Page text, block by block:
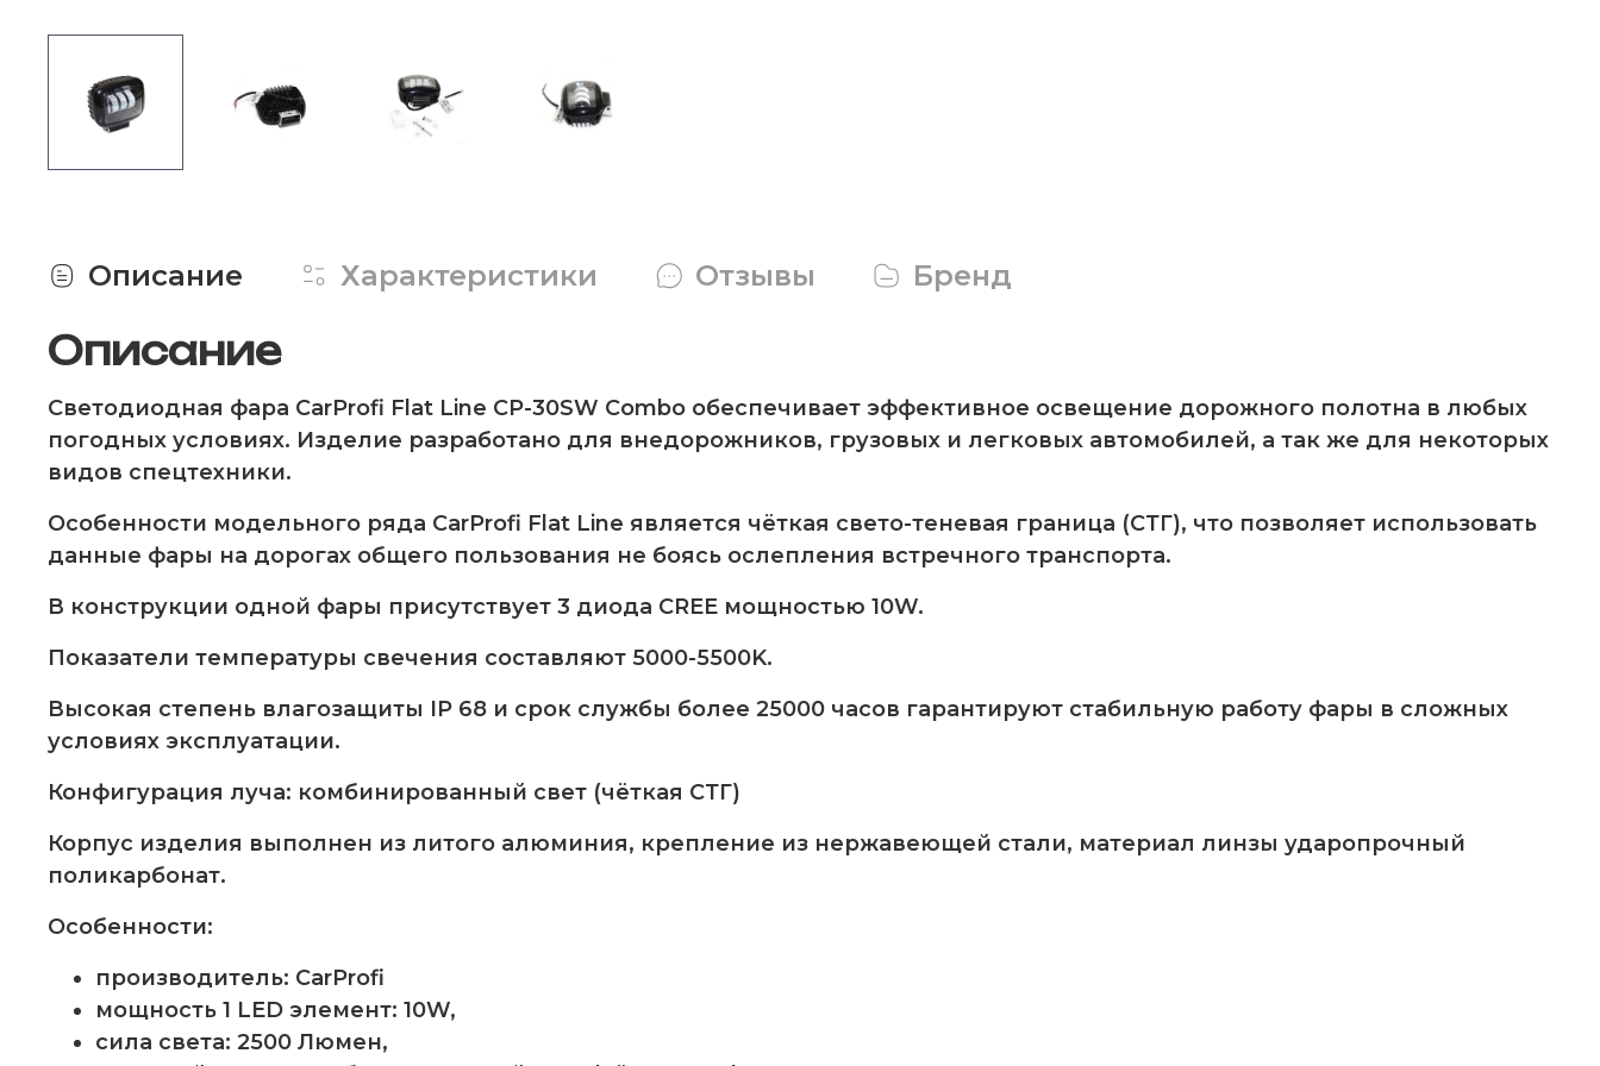
Описание Характеристики Отзывы Бренд
Описание
Светодиодная фара CarProfi Flat Line CP-30SW Combo обеспечивает эффективное освещение дорожного полотна в любых
погодных условиях. Изделие разработано для внедорожников, грузовых и легковых автомобилей, а так же для некоторых
видов спецтехники.
Особенности модельного ряда CarProfi Flat Line является чёткая свето-теневая граница (СТГ), что позволяет использовать
данные фары на дорогах общего пользования не боясь ослепления встречного транспорта.
В конструкции одной фары присутствует 3 диода CREE мощностью 10W.
Показатели температуры свечения составляют 5000-5500K.
Высокая степень влагозащиты IP 68 и срок службы более 25000 часов гарантируют стабильную работу фары в сложных
условиях эксплуатации.
Конфигурация луча: комбинированный свет (чёткая СТГ)
Корпус изделия выполнен из литого алюминия, крепление из нержавеющей стали, материал линзы ударопрочный
поликарбонат.
Особенности:
производитель: CarProfi
мощность 1 LED элемент: 10W,
cила света: 2500 Люмен,